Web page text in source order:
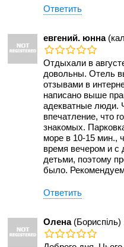
Ответить
евгений. юнна
Отдыхали в
довольны. Отель
отзывами в
написано выше
адекватные люди.
впечатление, что
знакомых.
море в 10-15 мин.,
время вечером и
детьми, поэтому
было.
Ответить
Олена(Бориспіль)